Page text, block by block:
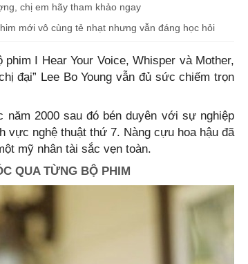
chị em hãy tham khảo ngay
mới vô cùng tẻ nhạt nhưng vẫn đáng học hỏi
I Hear Your Voice, Whisper và Mother,
đại” Lee Bo Young vẫn đủ sức chiếm trọn
năm 2000 sau đó bén duyên với sự nghiệp
vực nghệ thuật thứ 7. Nàng cựu hoa hậu đã
mỹ nhân tài sắc vẹn toàn.
QUA TỪNG BỘ PHIM